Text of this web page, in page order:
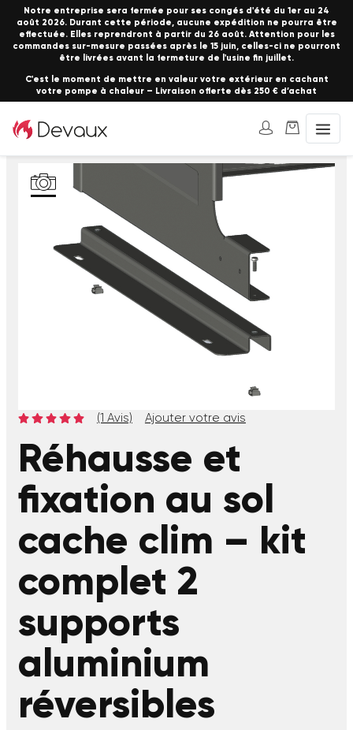
Notre entreprise sera fermée pour ses congés d'été du 1er au 24
août 2026. Durant cette période, aucune expédition ne pourra être
effectuée. Elles reprendront à partir du 26 août. Attention pour les
commandes sur-mesure passées après le 15 juin, celles-ci ne pourront
être livrées avant la fermeture de l'usine fin juillet.
C'est le moment de mettre en valeur votre extérieur en cachant
votre pompe à chaleur – Livraison offerte dès 250 € d’achat
Réhausse et fixation au sol cache clim – kit complet 2 supports
aluminium réversibles
(1 Avis) Ajouter votre avis
Réhausse et
fixation au sol
cache clim – kit
complet 2
supports
aluminium
réversibles